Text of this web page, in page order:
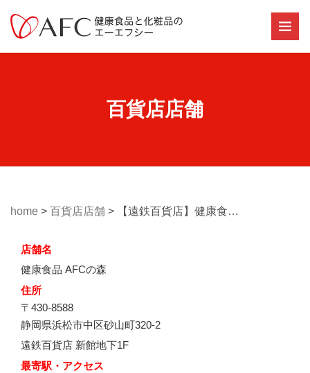
百貨店店舗
home > 百貨店店舗 > 【遠鉄百貨店】健康食品 AFCの森
店舗名
健康食品 AFCの森
住所
〒430-8588
静岡県浜松市中区砂山町320-2
遠鉄百貨店 新館地下1F
最寄駅・アクセス